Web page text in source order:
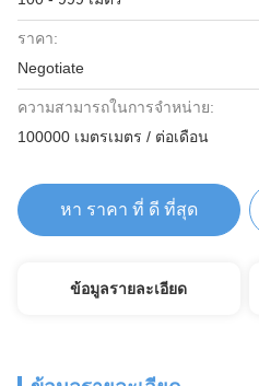
ราคา:
Negotiate
ความสามารถในการจําหน่าย:
100000 เมตรเมตร / ต่อเดือน
หา ราคา ที่ ดี ที่สุด
ข้อมูลรายละเอียด